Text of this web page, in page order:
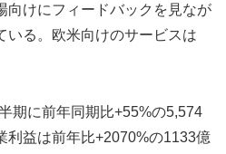
向けにフィードバックを見なが
いる。欧米向けのサービスは
期に前年同期比+55%の5,574
利益は前年比+2070%の1133億